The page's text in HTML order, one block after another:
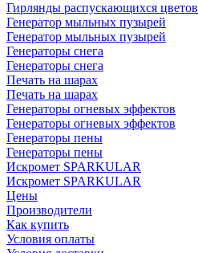
Гирлянды распускающихся цветов
Генератор мыльных пузырей
Генератор мыльных пузырей
Генераторы снега
Генераторы снега
Печать на шарах
Печать на шарах
Генераторы огневых эффектов
Генераторы огневых эффектов
Генераторы пены
Генераторы пены
Искромет SPARKULAR
Искромет SPARKULAR
Цены
Производители
Как купить
Условия оплаты